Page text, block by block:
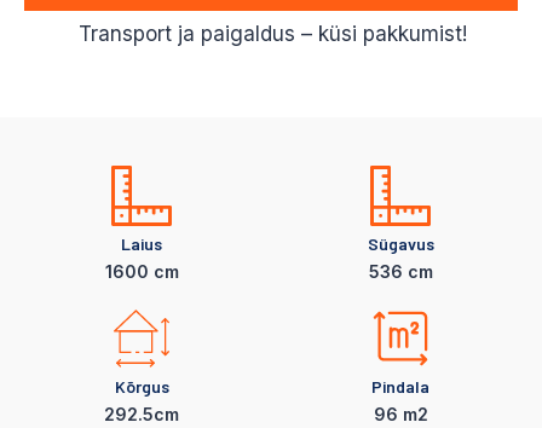
Transport ja paigaldus – küsi pakkumist!
Laius
1600 cm
Sügavus
536 cm
Kõrgus
292.5cm
Pindala
96 m2